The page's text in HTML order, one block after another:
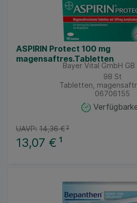
ASPIRIN Protect 100 mg
magensaftres.Tabletten
Bayer Vital GmbH GB
98 St
Tabletten,
06706155
13,07 € ¹
UAVP: 14,36 €²